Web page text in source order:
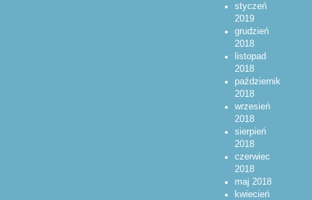
styczeń
2019
grudzień
2018
listopad
2018
październik
2018
wrzesień
2018
sierpień
2018
czerwiec
2018
maj 2018
kwiecień